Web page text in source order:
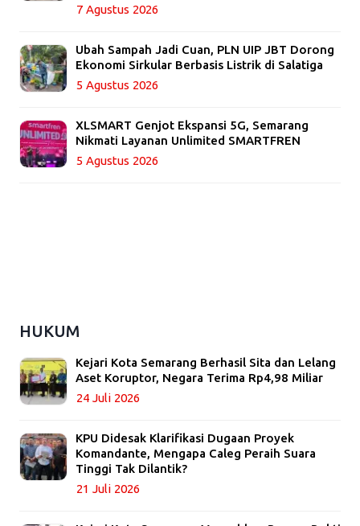
7 Agustus 2026
Ubah Sampah Jadi Cuan, PLN UIP JBT Dorong
Ekonomi Sirkular Berbasis Listrik di Salatiga
5 Agustus 2026
XLSMART Genjot Ekspansi 5G, Semarang
Nikmati Layanan Unlimited SMARTFREN
5 Agustus 2026
HUKUM
Kejari Kota Semarang Berhasil Sita dan Lelang
Aset Koruptor, Negara Terima Rp4,98 Miliar
24 Juli 2026
KPU Didesak Klarifikasi Dugaan Proyek
Komandante, Mengapa Caleg Peraih Suara
Tinggi Tak Dilantik?
21 Juli 2026